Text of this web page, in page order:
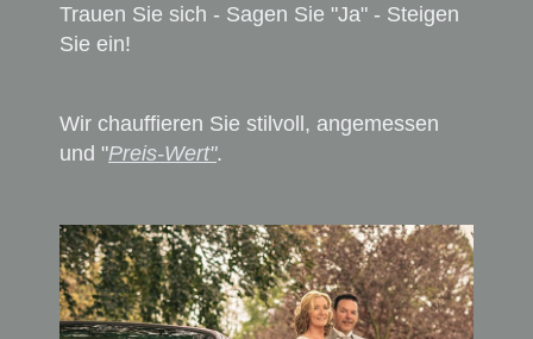
Trauen Sie sich - Sagen Sie "Ja" - Steigen
Sie ein!
Wir chauffieren Sie stilvoll, angemessen
und "Preis-Wert".